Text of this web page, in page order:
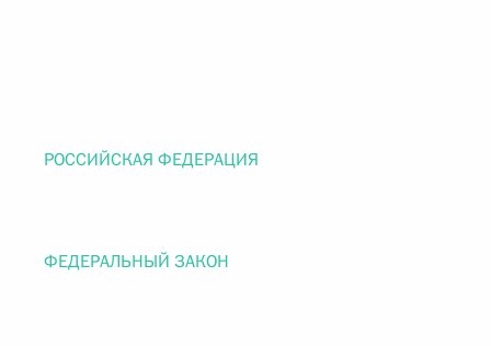
РОССИЙСКАЯ ФЕДЕРАЦИЯ
ФЕДЕРАЛЬНЫЙ ЗАКОН